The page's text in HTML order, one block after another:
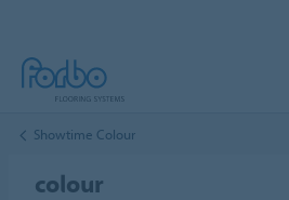
Showtime Colour
colour